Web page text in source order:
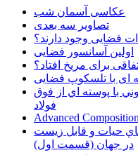
عکاسی آسمان شب
تصاویر سه بعدی
فضایی وجود دارند؟
اولین آسانسور فضایی
برای مریخ افتاد؟
با پوسته اي از فوق
فولاد
Advanced
حيات و قابل زيست
در جهان (قسمت اول)